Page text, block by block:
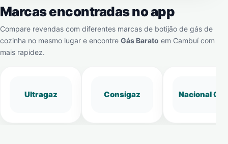
Marcas encontradas no app
Compare revendas com diferentes marcas de botijão de gás de
cozinha no mesmo lugar e encontre Gás Barato em Cambuícom
mais rapidez.
Ultragaz Consigaz Nacional Gás